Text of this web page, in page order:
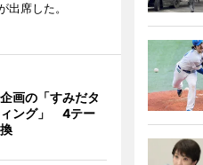
出席した。
画の「すみだタ
ィング」 4テー